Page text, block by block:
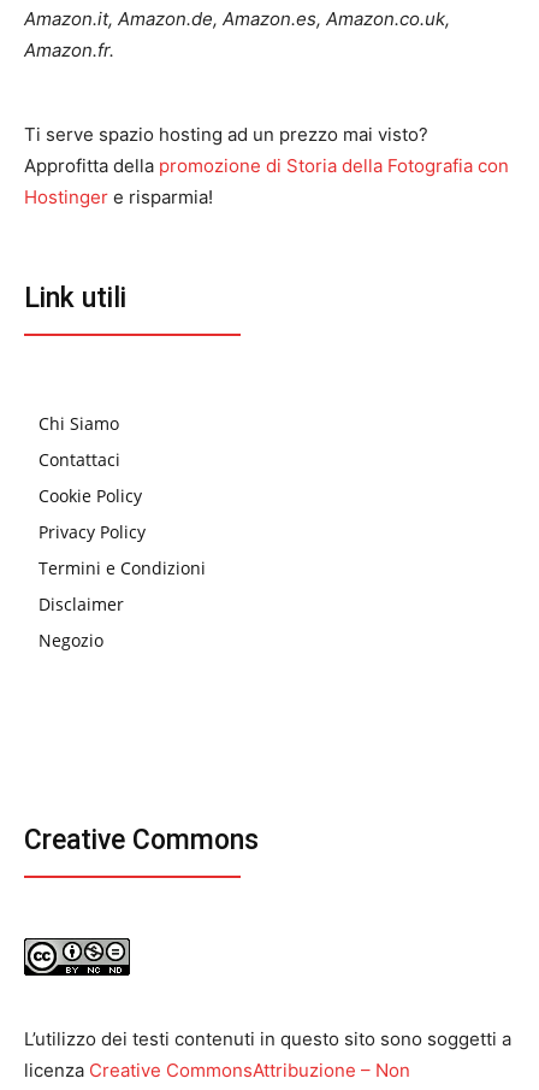
Amazon.it, Amazon.de, Amazon.es, Amazon.co.uk,
Amazon.fr.
Ti serve spazio hosting ad un prezzo mai visto?
Approfitta della promozione di Storia della Fotografia con
Hostinger e risparmia!
Link utili
Chi Siamo
Contattaci
Cookie Policy
Privacy Policy
Termini e Condizioni
Disclaimer
Negozio
Creative Commons
L’utilizzo dei testi contenuti in questo sito sono soggetti a
licenza Creative CommonsAttribuzione – Non